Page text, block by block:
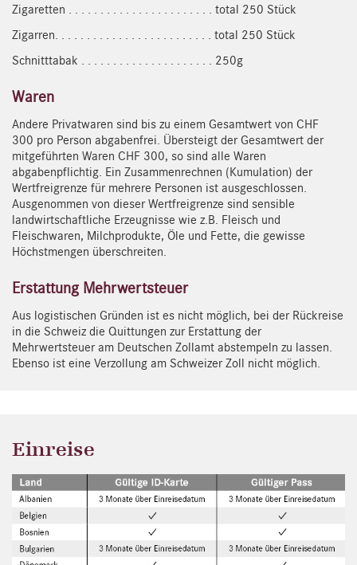
Zigaretten . . . . . . . . . . . . . . . . . . . . . . . total 250 Stück
Zigarren. . . . . . . . . . . . . . . . . . . . . . . . . total 250 Stück
Schnitttabak . . . . . . . . . . . . . . . . . . . . . 250g
Waren
Andere Privatwaren sind bis zu einem Gesamtwert von CHF
300 pro Person abgabenfrei. Übersteigt der Gesamtwert der
mitgeführten Waren CHF 300, so sind alle Waren
abgabenpflichtig. Ein Zusammenrechnen (Kumulation) der
Wertfreigrenze für mehrere Personen ist ausgeschlossen.
Ausgenommen von dieser Wertfreigrenze sind sensible
landwirtschaftliche Erzeugnisse wie z.B. Fleisch und
Fleischwaren, Milchprodukte, Öle und Fette, die gewisse
Höchstmengen überschreiten.
Erstattung Mehrwertsteuer
Aus logistischen Gründen ist es nicht möglich, bei der Rückreise
in die Schweiz die Quittungen zur Erstattung der
Mehrwertsteuer am Deutschen Zollamt abstempeln zu lassen.
Ebenso ist eine Verzollung am Schweizer Zoll nicht möglich.
Einreise